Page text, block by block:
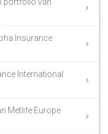
Insurance
International
Metlife Europe